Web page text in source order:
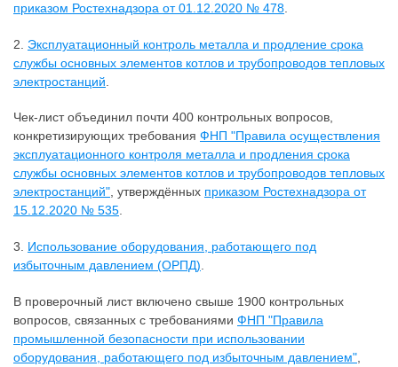
приказом Ростехнадзора от 01.12.2020 № 478
2. Эксплуатационный контроль металла и продление срока
службы основных элементов котлов и трубопроводов тепловых
электростанций
Чек-лист объединил почти 400 контрольных вопросов,
конкретизирующих требования ФНП "Правила осуществления
эксплуатационного контроля металла и продления срока
службы основных элементов котлов и трубопроводов тепловых
электростанций", утверждённых приказом Ростехнадзора от
15.12.2020 № 535.
3. Использование оборудования, работающего под
избыточным давлением (ОРПД)
В проверочный лист включено свыше 1900 контрольных
вопросов, связанных с требованиями ФНП "Правила
промышленной безопасности при использовании
оборудования, работающего под избыточным давлением"